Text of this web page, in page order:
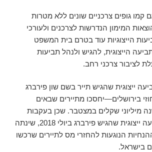
קמו גופים צרכניים שונים ללא מטרות
המימון הנדרשות לצרכנים ולעורכי
הייצוגיות עוד בטרם בית המשפט
הייצוגית, להגיש ולנהל תביעות
לציבור צרכני רחב.
ייצוגית שהגיש תייר בשם שון פירברג
בירושלים—יחסכו מתיירים שבאים
מיליוני שקלים במצטבר. שכן בעקבות
בקשה לאישור תביעה ייצוגית שהגיש פירברג ביולי 2018, שינתה
הנוגעות להחזרי מס לתיירים שרכשו
בישראל.